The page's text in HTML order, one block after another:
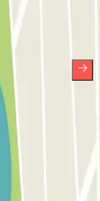
e rimani
e tante
sulla Privacy per ricevere
Senza alcun impegno,
dalla stessa newsletter.